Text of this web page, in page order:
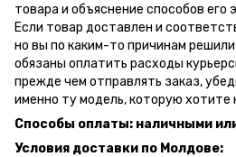
товара и объяснение способов его
Если товар доставлен и
но вы по каким-то причинам решили
обязаны оплатить расходы
прежде чем отправлять заказ,
именно ту модель, которую хотите
Способы оплаты: наличными
Условия доставки по Молдове: